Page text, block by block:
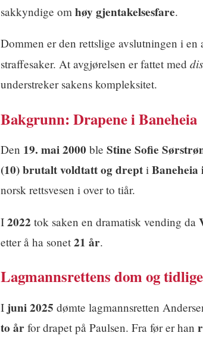
sakkyndige om høy gjentakelsesfare.
Dommen er den rettslige avslutningen i en
straffesaker. At avgjørelsen er fattet med
understreker sakens kompleksitet.
Bakgrunn: Drapene i Baneheia
Den 19. mai 2000 ble Stine Sofie
(10)brutalt voldtatt og drept i
norsk rettsvesen i over to tiår.
I 2022 tok saken en dramatisk vending da
etter å ha sonet 21 år.
Lagmannsrettens dom og
I juni 2025 dømte lagmannsretten
to år for drapet på Paulsen. Fra før er han